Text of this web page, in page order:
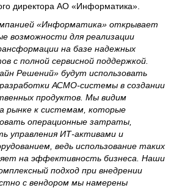
директора АО «Информатика».
«Информатика» открывает
возможности для реализации
на базе надежных
с полной сервисной поддержкой.
Решений» будут использовать
АСМО-системы в создании
продуктов. Мы видим
рынке к системам, которые
операционные затраты,
управления ИТ-активами и
ведь использование таких
на эффективность бизнеса. Наши
подход при внедрении
с вендором мы намерены